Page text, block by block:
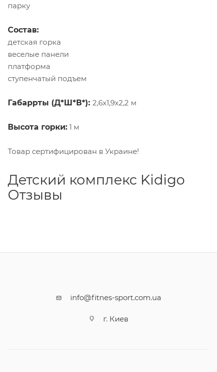
парку
Состав:
детская горка
веселые панели
платформа
ступенчатый подъем
Габаррты (Д*Ш*В*): 2,6х1,9х2,2 м
Высота горки: 1 м
Товар сертифицирован в Украине!
Детский комплекс Kidigo
Отзывы
info@fitnes-sport.com.ua
г. Киев